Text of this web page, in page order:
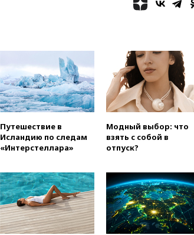
снято давно
вчера, 16:47Сирия и Россия
договорились о присутствии
российских военных баз в
республике
потратят 400 млн долларов на
противодроновые лазеры
IRIS2 может появиться в 2029
году
вчера, 15:46«Росатом»
возвращает специалистов в
Иран на АЭС «Бушер»
Путешествие в
Исландию по следам
«Интерстеллара»
Модный выбор: что
взять с собой в
отпуск?